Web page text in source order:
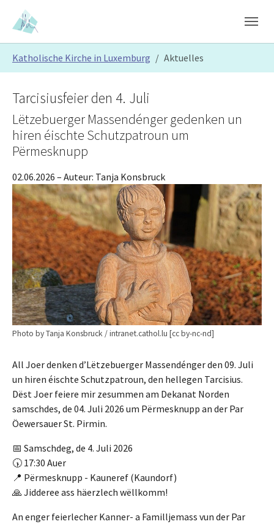
Skip to main content
Skip to page footer
Katholische Kirche in Luxemburg Aktuelles
Photo by Tanja Konsbruck / intranet.cathol.lu [cc by-nc-nd]
Tarcisiusfeier den 4. Juli
Lëtzebuerger Massendénger gedenken un
hiren éischte Schutzpatroun um
Përmesknupp
02.06.2026 – Auteur: Tanja Konsbruck
All Joer denken d’Lëtzebuerger Massendénger den 09. Juli
un hiren éischte Schutzpatroun, den hellegen Tarcisius.
Dëst Joer feiere mir zesummen am Dekanat Norden
samschdes, de 04. Juli 2026 um Përmesknupp an der Par
Öewersauer St. Pirmin.
📅 Samschdeg, de 4. Juli 2026
🕠 17:30 Auer
📍 Përmesknupp - Kauneref (Kaundorf)
🙏 Jidderee ass häerzlech wëllkomm!
An enger feierlecher Kanner- a Familljemass vun der Par